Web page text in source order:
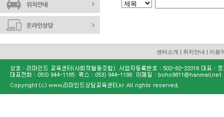
센터소개 | 위치안내 | 이용